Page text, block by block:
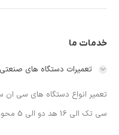
خدمات ما
تعمیرات دستگاه های صنعتی
تعمیر انواع دستگاه های سی
سی تک الی 16 هد دو الی 5 محور